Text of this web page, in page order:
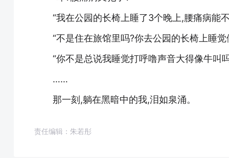
“我在公园的长椅上睡了3个晚上,腰痛病能
“不是住在旅馆里吗?你去公园的长椅上睡觉
“你不是总说我睡觉打呼噜声音大得像牛叫
……
那一刻,躺在黑暗中的我,泪如泉涌。
责任编辑：朱若彤